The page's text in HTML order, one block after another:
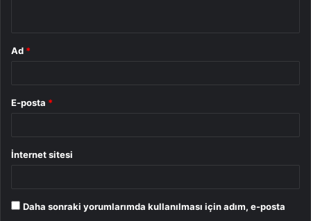
Ad *
E-posta *
İnternet sitesi
Daha sonraki yorumlarımda kullanılması için adım, e-posta